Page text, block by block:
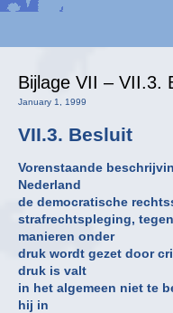
Bijlage VII – VII.3.
January 1, 1999
VII.3. Besluit
Vorenstaande
Nederland
de democratische
strafrechtspleging,
manieren onder
druk wordt gezet door
druk is valt
in het algemeen niet te
hij in